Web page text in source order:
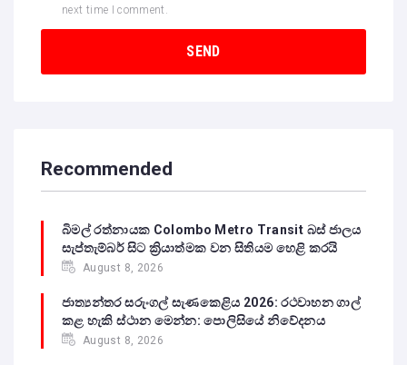
next time I comment.
Recommended
බිමල් රත්නායක Colombo Metro Transit බස් ජාලය
සැප්තැම්බර් සිට ක්‍රියාත්මක වන සිතියම හෙළි කරයි
August 8, 2026
ජාත්‍යන්තර සරුංගල් සැණකෙළිය 2026: රථවාහන ගාල්
කළ හැකි ස්ථාන මෙන්න: පොලිසියේ නිවේදනය
August 8, 2026